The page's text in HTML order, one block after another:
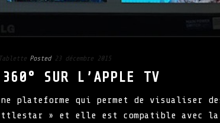
Tablette Posted 23 décembre 2015
SUR L’APPLE TV
plateforme qui permet de visualiser
» et elle est compatible avec la